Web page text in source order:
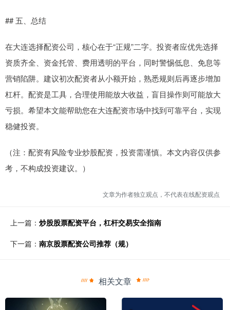
## 五、总结
在大连选择配资公司，核心在于“正规”二字。投资者应优先选择
资质齐全、资金托管、费用透明的平台，同时警惕低息、免息等
营销陷阱。建议初次配资者从小额开始，熟悉规则后再逐步增加
杠杆。配资是工具，合理使用能放大收益，盲目操作则可能放大
亏损。希望本文能帮助您在大连配资市场中找到可靠平台，实现
稳健投资。
（注：配资有风险专业炒股配资，投资需谨慎。本文内容仅供参
考，不构成投资建议。）
文章为作者独立观点，不代表在线配资观点
上一篇： 炒股股票配资平台，杠杆交易安全指南
下一篇： 南京股票配资公司推荐（规）
相关文章